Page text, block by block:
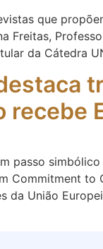
que
Freitas,
da Cátedra
recebe
passo
Commitment to
da União